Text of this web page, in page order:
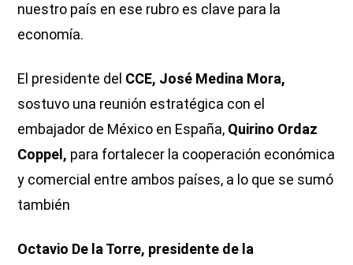
nuestro país en ese rubro es clave para la
economía.
El presidente del CCE, José Medina Mora,
sostuvo una reunión estratégica con el
embajador de México en España, Quirino Ordaz
Coppel, para fortalecer la cooperación económica
y comercial entre ambos países, a lo que se sumó
también
Octavio De la Torre, presidente de la